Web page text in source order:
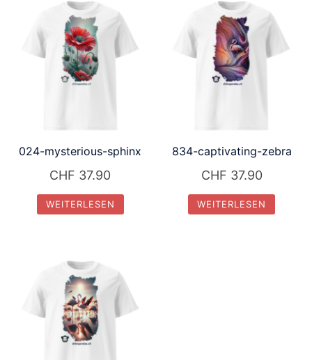
024-mysterious-sphinx
CHF 37.90
WEITERLESEN
834-captivating-zebra
CHF 37.90
WEITERLESEN